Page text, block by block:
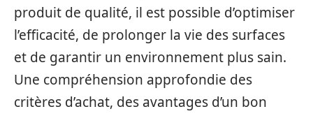
produit de qualité, il est possible d’optimiser
l’efficacité, de prolonger la vie des surfaces
et de garantir un environnement plus sain.
Une compréhension approfondie des
critères d’achat, des avantages d’un bon